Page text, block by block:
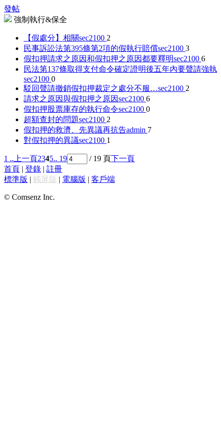
發帖
強制執行&保全
【假處分】相關sec2100 2
民事訴訟法第395條第2項的假執行賠償sec2100 3
假扣押請求之原因和假扣押之原因都要釋明sec2100 6
民法第137條取得支付命令確定證明後五年內要聲請強執
sec2100 0
駁回聲請撤銷假扣押裁定之處分不服…sec2100 2
請求之原因與假扣押之原因sec2100 6
假扣押股票庫存的執行命令sec2100 0
超額查封的問題sec2100 2
假扣押的救濟、先異議再抗告admin 7
對假扣押的異議sec2100 1
1 .. 上一頁2345.. 19 / 19 頁下一頁
首頁 | 登錄 | 註冊
標準版 | 觸屏版 | 電腦版 | 客戶端
© Comsenz Inc.